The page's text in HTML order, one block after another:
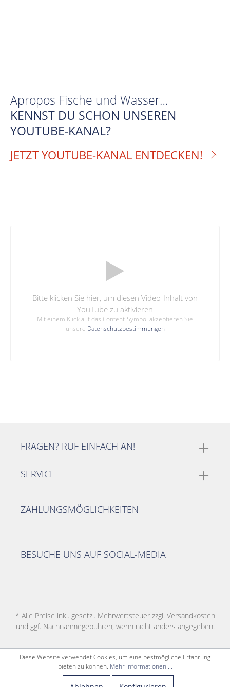
Apropos Fische und Wasser…
KENNST DU SCHON UNSEREN
YOUTUBE-KANAL?
JETZT YOUTUBE-KANAL ENTDECKEN!
Bitte klicken Sie hier, um diesen Video-Inhalt von
YouTube zu aktivieren
Mit einem Klick auf das Content-Symbol akzeptieren Sie
unsere Datenschutzbestimmungen
FRAGEN? RUF EINFACH AN!
SERVICE
ZAHLUNGSMÖGLICHKEITEN
BESUCHE UNS AUF SOCIAL-MEDIA
* Alle Preise inkl. gesetzl. Mehrwertsteuer zzgl. Versandkosten
und ggf. Nachnahmegebühren, wenn nicht anders angegeben.
Diese Website verwendet Cookies, um eine bestmögliche Erfahrung
bieten zu können. Mehr Informationen ...